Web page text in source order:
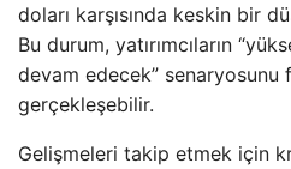
doları karşısında keskin bir
Bu durum, yatırımcıların
devam edecek” senaryosunu
gerçekleşebilir.
Gelişmeleri takip etmek için